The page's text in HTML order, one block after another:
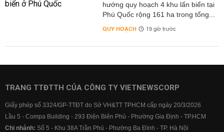
hướng quy hoạch 4 khu lấn biển tại
Phú Quốc rộng 161 ha trong tổng...
QUY HOẠCH 19 giờ trước
TRANG TTĐTTH CỦA CÔNG TY VIETNEWSCORP
Giấy phép số 3324/GP-TTĐT do Sở VH&TT TPHCM cấp ngày 20/3/2026
Lầu 5 - Compa Building - 293 Điện Biên Phủ - Phường Gia Định - TP.HCM
Chi nhánh: Số 5 - Khu 38A Trần Phú - Phường Ba Đình - TP. Hà Nội